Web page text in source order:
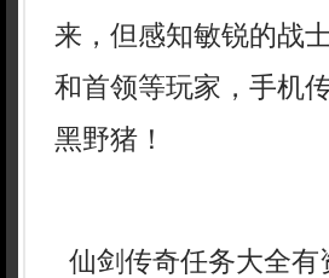
来，但感知敏锐的战
和首领等玩家，手机
黑野猪！
仙剑传奇任务大全